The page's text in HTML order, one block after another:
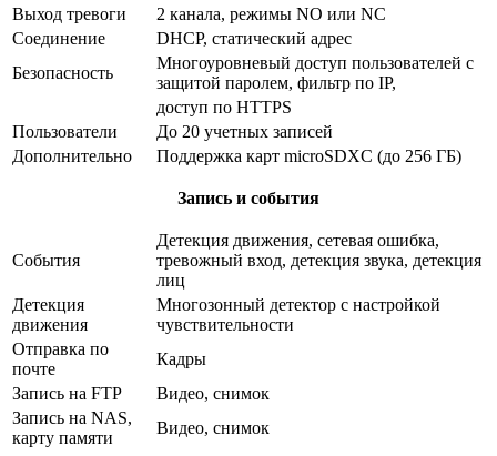
Выход тревоги
2 канала, режимы NO или NC
Соединение
DHCP, статический адрес
Безопасность
Многоуровневый доступ пользователей с
защитой паролем, фильтр по IP,
доступ по HTTPS
Пользователи
До 20 учетных записей
Дополнительно
Поддержка карт microSDXC (до 256 ГБ)
Запись и события
События
Детекция движения, сетевая ошибка,
тревожный вход, детекция звука, детекция
лиц
Детекция
движения
Многозонный детектор с настройкой
чувствительности
Отправка по
почте
Кадры
Запись на FTP
Видео, снимок
Запись на NAS,
карту памяти
Видео, снимок